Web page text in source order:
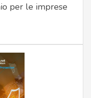
per le imprese